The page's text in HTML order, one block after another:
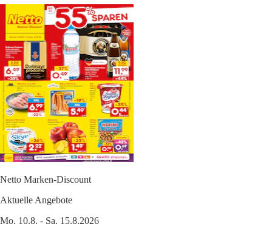
Netto Marken-Discount
Aktuelle Angebote
Mo. 10.8. - Sa. 15.8.2026